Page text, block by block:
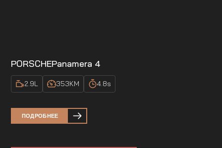
PORSCHEPanamera 4
2.9L 353KM 4.8s
ПОДРОБНЕЕ